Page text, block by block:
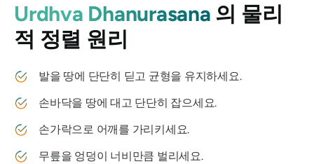
Urdhva Dhanurasana 의 물리
적 정렬 원리
발을 땅에 단단히 딛고 균형을 유지하세요.
손바닥을 땅에 대고 단단히 잡으세요.
손가락으로 어깨를 가리키세요.
무릎을 엉덩이 너비만큼 벌리세요.